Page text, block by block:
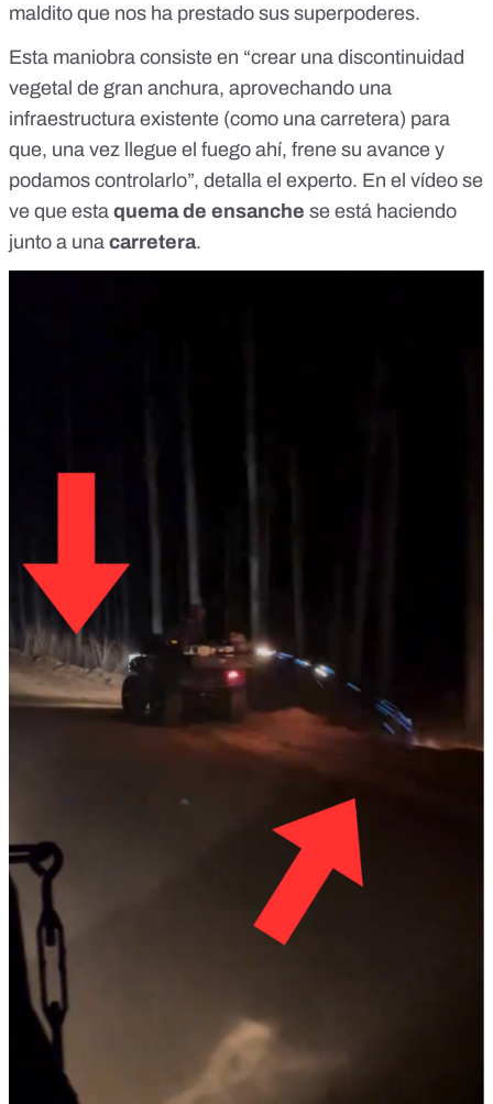
maldito que nos ha prestado sus superpoderes.
Esta maniobra consiste en “crear una discontinuidad
vegetal de gran anchura, aprovechando una
infraestructura existente (como una carretera) para
que, una vez llegue el fuego ahí, frene su avance y
podamos controlarlo”, detalla el experto. En el vídeo se
ve que esta quema de ensanche se está haciendo
junto a una carretera.